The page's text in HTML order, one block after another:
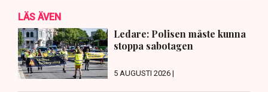
LÄS ÄVEN
Ledare: Polisen måste kunna
stoppa sabotagen
5 AUGUSTI 2026 |